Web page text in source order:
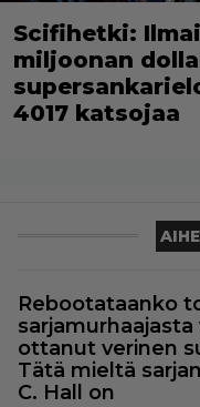
Scifihetki:
miljoonan
4017 katsojaa
Rebootataanko
ottanut verinen
Tätä mieltä
C. Hall on